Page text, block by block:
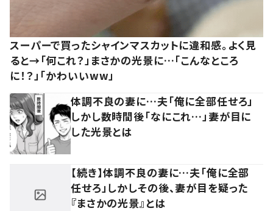
スーパーで買ったシャインマスカットに違和感。よく見
ると→「何これ？」まさかの光景に…「こんなところ
に！？」「かわいいww」
体調不良の妻に…夫「俺に全部任せろ」
しかし数時間後「なにこれ…」妻が目に
した光景とは
【続き】体調不良の妻に…夫「俺に全部
任せろ」しかしその後、妻が目を疑った
『まさかの光景』とは